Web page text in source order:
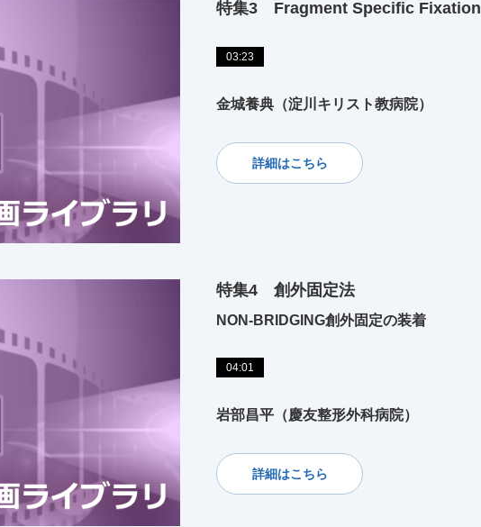
特集3 Fragment Specific Fixation
03:23
金城養典（淀川キリスト教病院）
詳細はこちら
特集4 創外固定法
NON-BRIDGING創外固定の装着
04:01
岩部昌平（慶友整形外科病院）
詳細はこちら